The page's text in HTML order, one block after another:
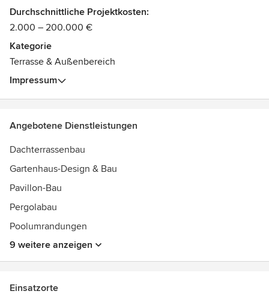
Sie erhalten von uns Lösungen und Produkte, welche
durch unseren Partnerbetrieb auch vor Ort montiert werden
können.
Auszeichnungen:
Durchschnittliche Projektkosten:
2.000 – 200.000 €
Kategorie
Terrasse & Außenbereich
Impressum
Angebotene Dienstleistungen
Dachterrassenbau
Gartenhaus-Design & Bau
Pavillon-Bau
Pergolabau
Poolumrandungen
9 weitere anzeigen
Einsatzorte